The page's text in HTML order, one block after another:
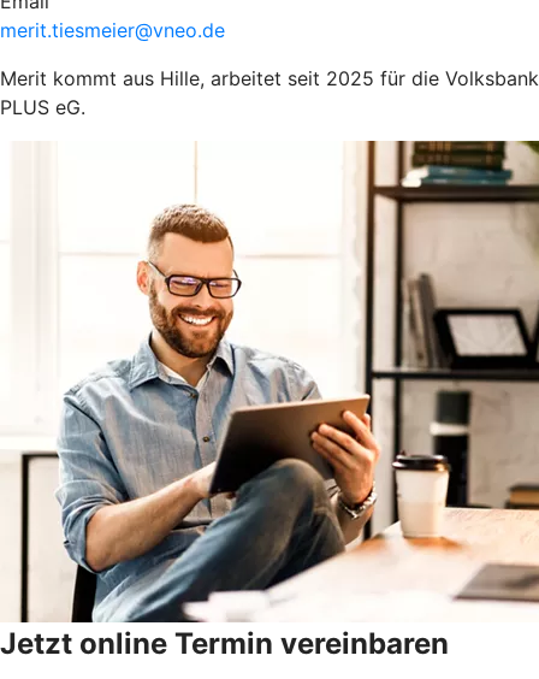
merit.tiesmeier@vneo.de
Merit kommt aus Hille, arbeitet seit 2025 für die Volksbank
PLUS eG.
Jetzt online Termin vereinbaren